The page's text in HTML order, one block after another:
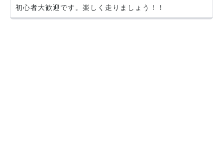
初心者大歓迎です。楽しく走りましょう！！